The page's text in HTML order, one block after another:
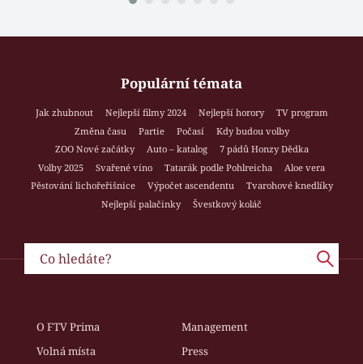
Populární témata
Jak zhubnout Nejlepší filmy 2024 Nejlepší horory
TV program
Změna času
Partie Počasí
Kdy budou volby
ZOO Nové začátky
Auto – katalog
7 pádů Honzy Dědka
Volby 2025
Svařené víno Tatarák podle Pohlreicha
Aloe vera
Pěstování lichořeřišnice
Výpočet ascendentu
Tvarohové knedlíky
Nejlepší palačinky
Švestkový koláč
O FTV Prima
Management
Volná místa
Press